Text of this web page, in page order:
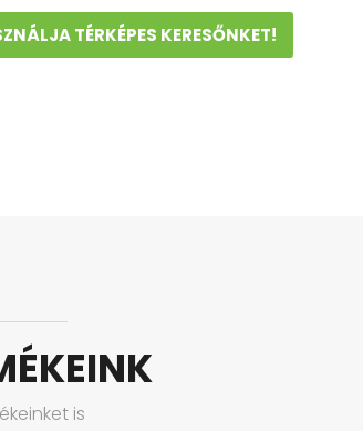
TÉRKÉPES KERESŐNKET!
is